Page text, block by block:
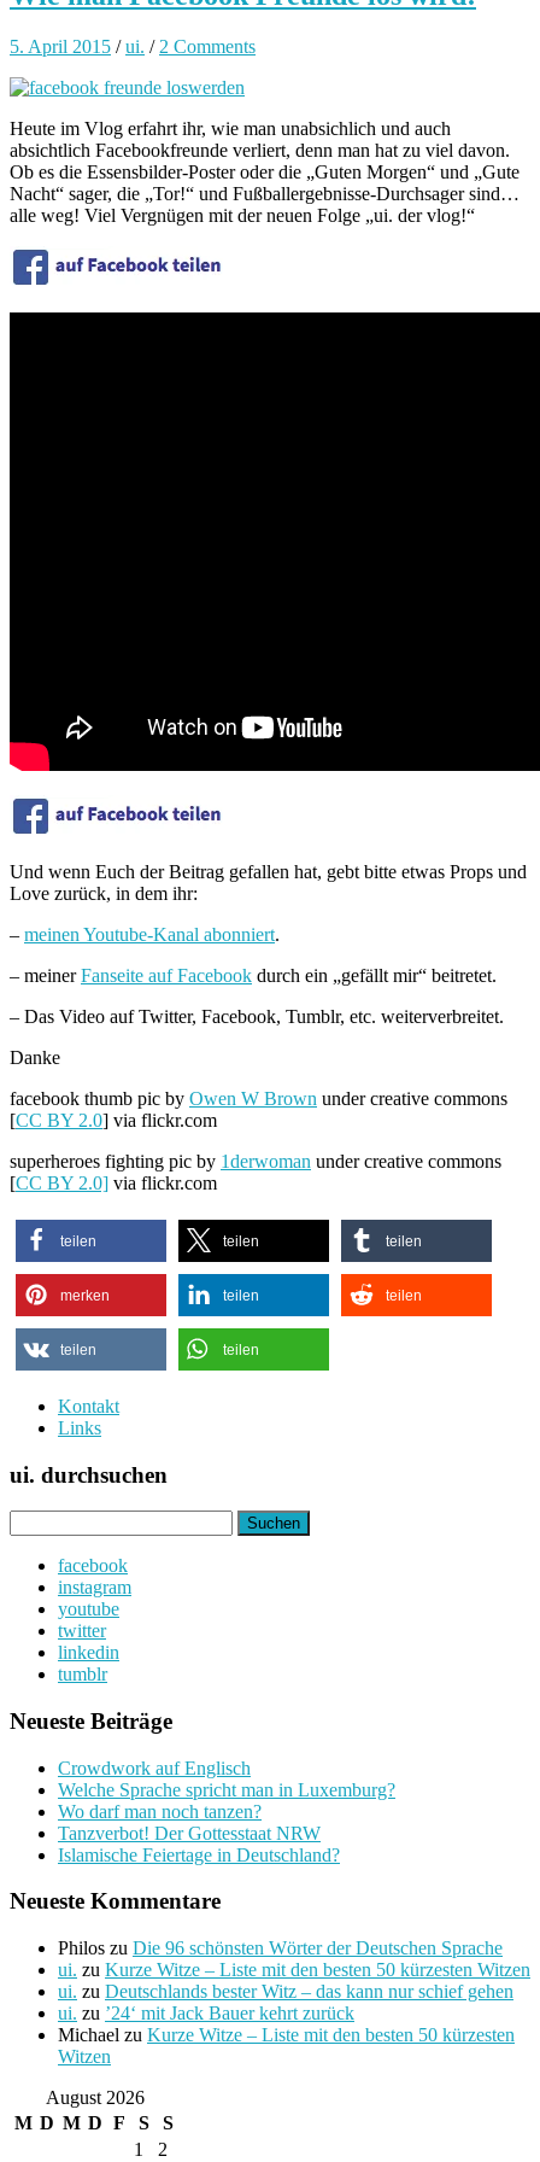
5. April 2015 /ui. / 2 Comments
Heute im Vlog erfahrt ihr, wie man unabsichlich und auch
absichtlich Facebookfreunde verliert, denn man hat zu viel davon.
Ob es die Essensbilder-Poster oder die „Guten Morgen“ und „Gute
Nacht“ sager, die „Tor!“ und Fußballergebnisse-Durchsager sind…
alle weg! Viel Vergnügen mit der neuen Folge „ui. der vlog!“
Und wenn Euch der Beitrag gefallen hat, gebt bitte etwas Props und
Love zurück, in dem ihr:
– meinen Youtube-Kanal abonniert.
– meinerFanseite auf Facebook durch ein „gefällt mir“ beitretet.
– Das Video auf Twitter, Facebook, Tumblr, etc. weiterverbreitet.
Danke
facebook thumb pic by Owen W Brown under creative commons
[CC BY 2.0] via flickr.com
superheroes fighting pic by 1derwoman under creative commons
[CC BY 2.0] via flickr.com
teilen teilen teilen
merken teilen teilen
teilen teilen
Kontakt
Links
ui. durchsuchen
nach:
facebook
instagram
youtube
twitter
linkedin
tumblr
Neueste Beiträge
Crowdwork auf Englisch
Welche Sprache spricht man in Luxemburg?
Wo darf man noch tanzen?
Tanzverbot! Der Gottesstaat NRW
Islamische Feiertage in Deutschland?
Neueste Kommentare
Philos zu Die 96 schönsten Wörter der Deutschen Sprache
ui. zu Kurze Witze – Liste mit den besten 50 kürzesten Witzen
ui. zu Deutschlands bester Witz – das kann nur schief gehen
ui. zu ’24‘ mit Jack Bauer kehrt zurück
Michael zu Kurze Witze – Liste mit den besten 50 kürzesten
Witzen
August 2026
M D M D F S
S
1
2